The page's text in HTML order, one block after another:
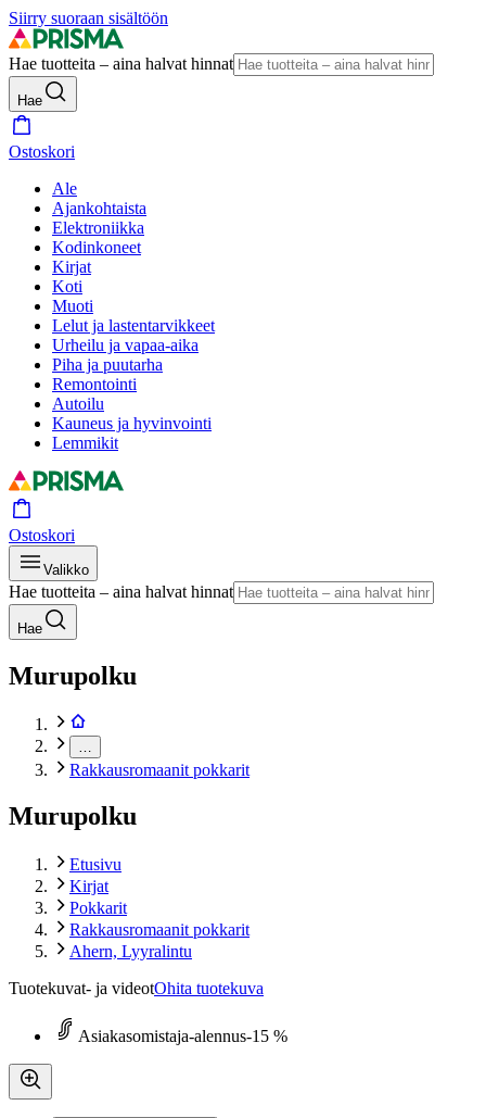
Siirry suoraan sisältöön
Hae tuotteita – aina halvat hinnat
Hae
Ostoskori
Ale
Ajankohtaista
Elektroniikka
Kodinkoneet
Kirjat
Koti
Muoti
Lelut ja lastentarvikkeet
Urheilu ja vapaa-aika
Piha ja puutarha
Remontointi
Autoilu
Kauneus ja hyvinvointi
Lemmikit
Ostoskori
Valikko
Hae tuotteita – aina halvat hinnat
Hae
Murupolku
Rakkausromaanit pokkarit
Murupolku
Etusivu
Kirjat
Pokkarit
Rakkausromaanit pokkarit
Ahern, Lyyralintu
Tuotekuvat- ja videotOhita tuotekuva
Asiakasomistaja-alennus-15 %